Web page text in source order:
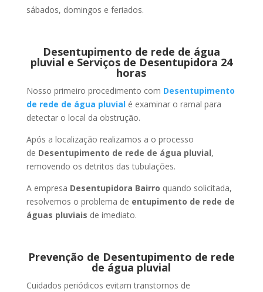
sábados, domingos e feriados.
Desentupimento de rede de água
pluvial e Serviços de Desentupidora 24
horas
Nosso primeiro procedimento com Desentupimento
de rede de água pluvialé examinar o ramal para
detectar o local da obstrução.
Após a localização realizamos a o processo
de Desentupimento de rede de água pluvial,
removendo os detritos das tubulações.
A empresa Desentupidora Bairro quando solicitada,
resolvemos o problema de entupimento de rede de
águas pluviais de imediato.
Prevenção de Desentupimento de rede
de água pluvial
Cuidados periódicos evitam transtornos de